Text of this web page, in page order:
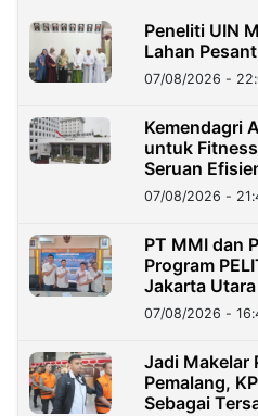
Peneliti UIN
Lahan
07/08/2026 -
Kemendagri
untuk
Seruan
07/08/2026 -
PT MMI dan
Program
Jakarta Utara
07/08/2026 -
Jadi Makelar
Pemalang,
Sebagai